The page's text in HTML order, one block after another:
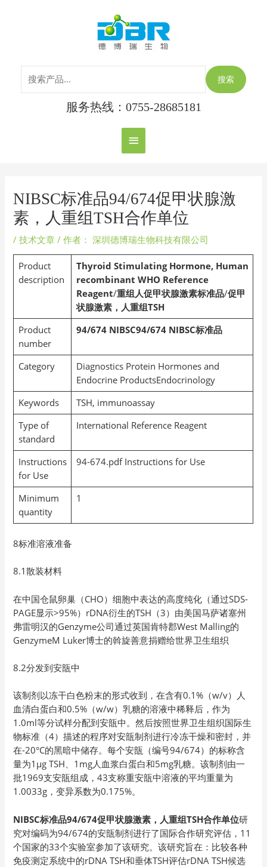
主
菜
单
搜索
服务热线：0755-28685181
NIBSC标准品94/674促甲状腺激
素，人重组TSH合作单位
/技术文章 / 作者： 深圳德博瑞生物科技有限公司
Product
description
Thyroid Stimulating Hormone, Human
recombinant WHO Reference
Reagent/重组人促甲状腺激素标准品/促甲
状腺激素，人重组TSH
Product
number
94/674 NIBSC94/674 NIBSC标准品
Category
Diagnostics Protein Hormones and
Endocrine ProductsEndocrinology
Keywords
TSH, immunoassay
Type of
standard
International Reference Reagent
Instructions
for Use
94-674.pdf Instructions for Use
Minimum
quantity
1
8标准溶液准备
8.1散装材料
在中国仓鼠卵巢（CHO）细胞中表达的高度纯化（通过SDS-
PAGE显示>95%）rDNA衍生的TSH（3）由美国马萨诸塞州
弗雷明汉的Genzyme公司通过英国肯特郡West Malling的
GenzymeM Luker博士的斡旋善意捐赠给世界卫生组织
8.2分发到安瓿中
该制剂以冻干白色粉末的形式收到，在含有0.1%（w/v）人
血清白蛋白和0.5%（w/w）乳糖的溶液中稀释后，作为
1.0ml等分试样分配到安瓿中。然后按照世界卫生组织国际生
物标准（4）描述的程序对安瓿制剂进行冷冻干燥和密封，并
在-20°C的黑暗中储存。每个安瓿（编号94/674）的标称含
量为1μg TSH、1mg人血浆白蛋白和5mg乳糖。该制剂由一
批1969支安瓿组成，43支称重安瓿中溶液的平均重量为
1.0033g，变异系数为0.175%。
NIBSC标准品94/674促甲状腺激素，人重组TSH合作单位研
究对编码为94/674的安瓿制剂进行了国际合作研究评估，11
个国家的33个实验室参加了该研究。该研究旨在：比较各种
免疫测定系统中的rDNA TSH和垂体TSH评估rDNA TSH候选